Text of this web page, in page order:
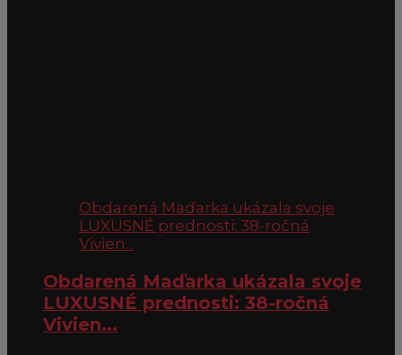
Obdarená Maďarka ukázala svoje
LUXUSNÉ prednosti: 38-ročná
Vivien...
Obdarená Maďarka ukázala svoje
LUXUSNÉ prednosti: 38-ročná
Vivien...